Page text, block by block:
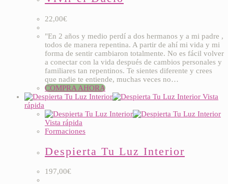
22,00€
"En 2 años y medio perdí a dos hermanos y a mi padre ,
todos de manera repentina. A partir de ahí mi vida y mi
forma de sentir cambiaron totalmente. No es fácil volver
a conectar con la vida después de cambios personales y
familiares tan repentinos. Te sientes diferente y crees
que nadie te entiende, muchas veces no…
COMPRA AHORA
Vista
rápida
Vista rápida
Formaciones
Despierta Tu Luz Interior
197,00€